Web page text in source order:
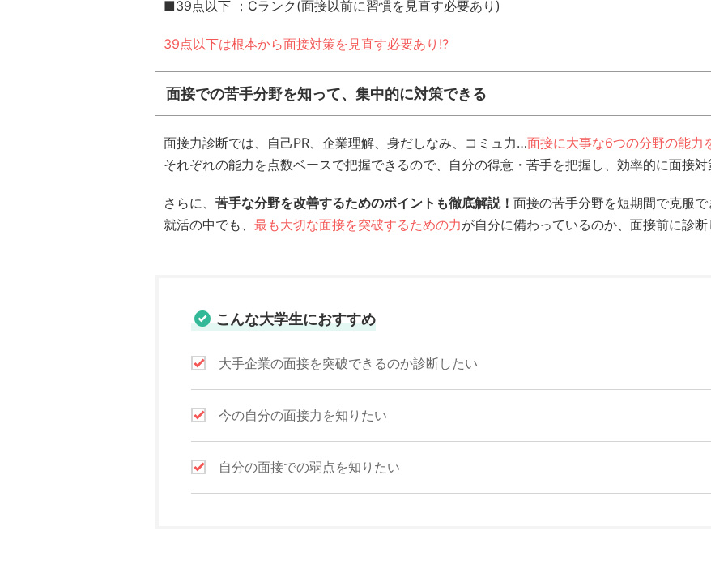
■39点以下 ；Cランク(面接以前に習慣を見直す必要あり)
39点以下は根本から面接対策を見直す必要あり!?
面接での苦手分野を知って、集中的に対策できる
面接力診断では、自己PR、企業理解、身だしなみ、コミュ力…面接に大事な6つの分野の能力
それぞれの能力を点数ベースで把握できるので、自分の得意・苦手を把握し、効率的に面接対
さらに、 苦手な分野を改善するためのポイントも徹底解説！ 面接の苦手分野を短期間で克服で
就活の中でも、 最も大切な面接を突破するための力が自分に備わっているのか、面接前に診断
こんな大学生におすすめ
大手企業の面接を突破できるのか診断したい
今の自分の面接力を知りたい
自分の面接での弱点を知りたい